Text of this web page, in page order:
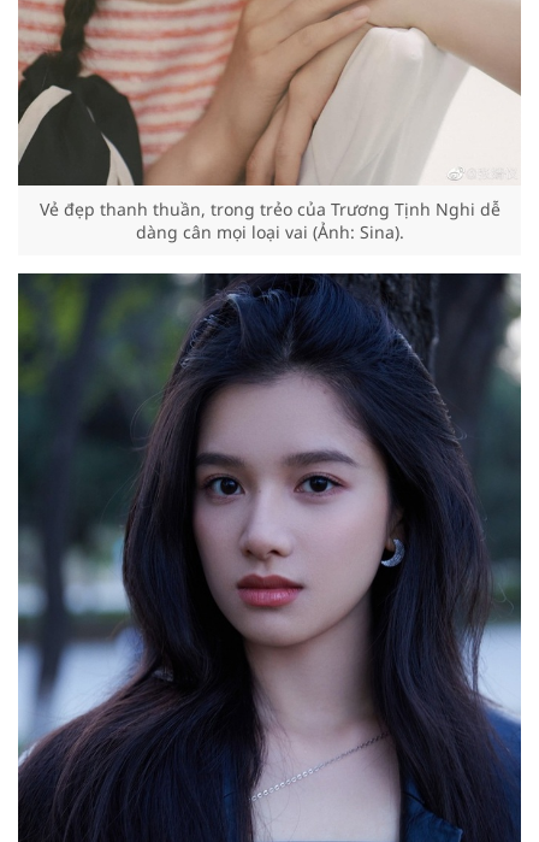
Vẻ đẹp thanh thuần, trong trẻo của Trương Tịnh Nghi dễ
dàng cân mọi loại vai (Ảnh: Sina).